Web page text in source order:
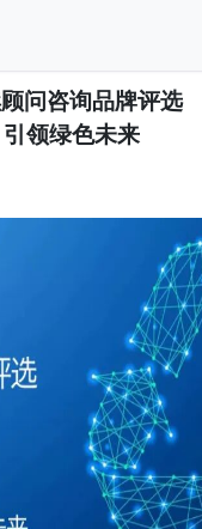
问咨询品牌评选
领绿色未来